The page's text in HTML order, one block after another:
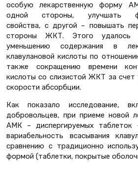
особую лекарственную форму
одной стороны, улучшать
свойства, с другой – повышать
стороны ЖКТ. Этого удалось
уменьшению содержания в
клавулановой кислоты по
также сокращению времени
кислоты со слизистой ЖКТ за счет
скорости абсорбции.
Как показало исследование,
добровольцев, при приеме новой
АМК – диспергируемых таблеток
вариабельность всасывания
сравнению с традиционно
формой (таблетки, покрытые